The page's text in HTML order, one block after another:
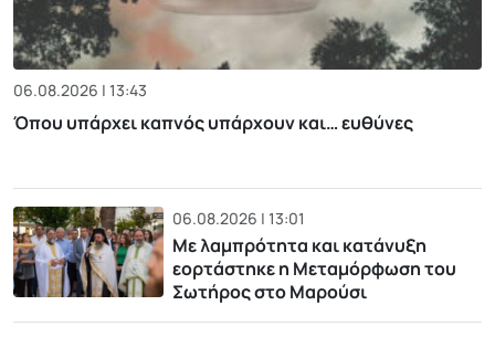
06.08.2026 | 13:43
Όπου υπάρχει καπνός υπάρχουν και… ευθύνες
06.08.2026 | 13:01
Με λαμπρότητα και κατάνυξη
εορτάστηκε η Μεταμόρφωση του
Σωτήρος στο Μαρούσι